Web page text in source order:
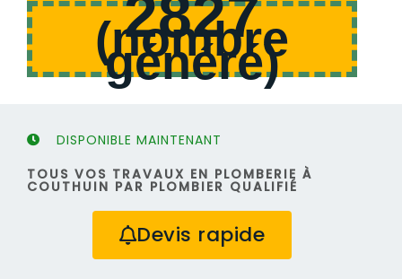
2827
(nombre
généré)
DISPONIBLE MAINTENANT
TOUS VOS TRAVAUX EN PLOMBERIE À
COUTHUIN PAR PLOMBIER QUALIFIÉ
Devis rapide